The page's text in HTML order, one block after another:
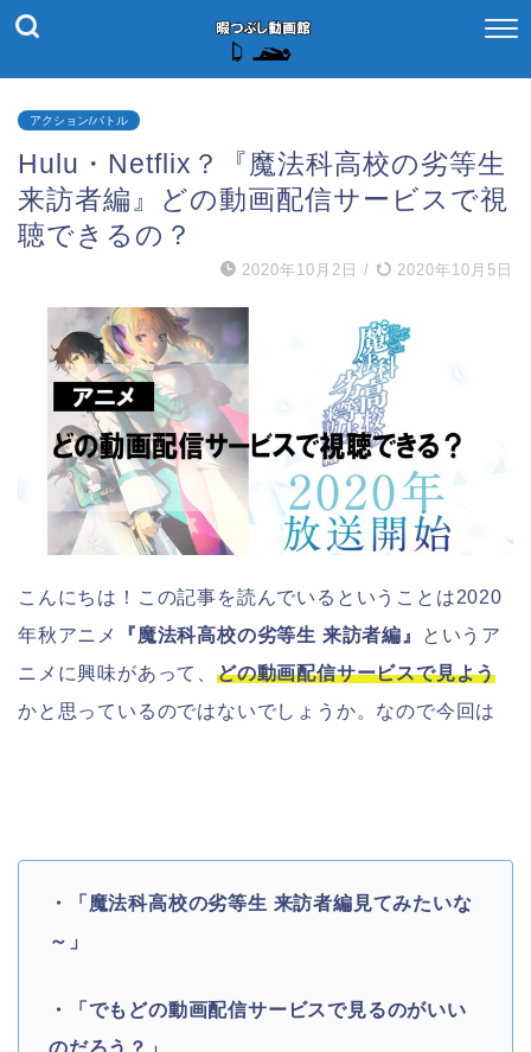
アクション/バトル
Hulu・Netflix？『魔法科高校の劣等生
来訪者編』どの動画配信サービスで視
聴できるの？
2020年10月2日 / 2020年10月5日
こんにちは！この記事を読んでいるということは2020
年秋アニメ
『魔法科高校の劣等生 来訪者編』
というア
ニメに興味があって、 どの動画配信サービスで見よう
かと思っているのではないでしょうか。なので今回は
・「魔法科高校の劣等生 来訪者編見てみたいな
～」
・「でもどの動画配信サービスで見るのがいい